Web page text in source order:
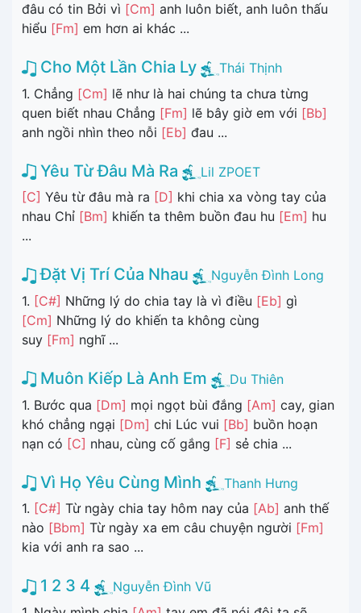
đâu có tin Bởi vì [Cm] anh luôn biết, anh luôn thấu
hiểu [Fm] em hơn ai khác ...
Cho Một Lần Chia Ly
Thái Thịnh
1. Chẳng [Cm] lẽ như là hai chúng ta chưa từng
quen biết nhau Chẳng [Fm] lẽ bây giờ em với [Bb]
anh ngồi nhìn theo nỗi [Eb] đau ...
Yêu Từ Đâu Mà Ra
Lil ZPOET
[C] Yêu từ đâu mà ra [D] khi chia xa vòng tay của
nhau Chỉ [Bm] khiến ta thêm buồn đau hu [Em] hu
...
Đặt Vị Trí Của Nhau
Nguyễn Đình Long
1. [C#] Những lý do chia tay là vì điều [Eb] gì
[Cm] Những lý do khiến ta không cùng
suy [Fm] nghĩ ...
Muôn Kiếp Là Anh Em
Du Thiên
1. Bước qua [Dm] mọi ngọt bùi đắng [Am] cay, gian
khó chẳng ngại [Dm] chi Lúc vui [Bb] buồn hoạn
nạn có [C] nhau, cùng cố gắng [F] sẻ chia ...
Vì Họ Yêu Cùng Mình
Thanh Hưng
1. [C#] Từ ngày chia tay hôm nay của [Ab] anh thế
nào [Bbm] Từ ngày xa em câu chuyện người [Fm]
kia với anh ra sao ...
1 2 3 4
Nguyễn Đình Vũ